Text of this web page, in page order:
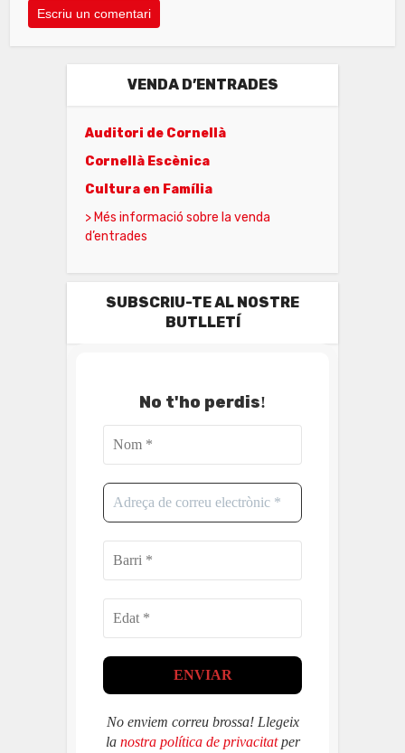
VENDA D’ENTRADES
Auditori de Cornellà
Cornellà Escènica
Cultura en Família
> Més informació sobre la venda
d’entrades
SUBSCRIU-TE AL NOSTRE
BUTLLETÍ
No t'ho perdis!
No enviem correu brossa! Llegeix
la nostra política de privacitatper